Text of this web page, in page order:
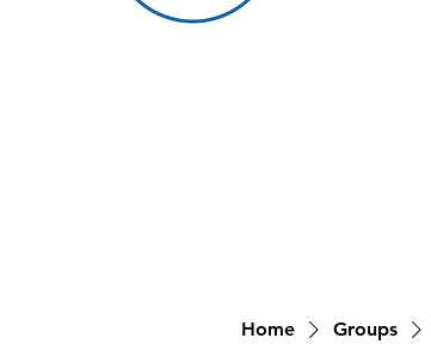
Home Groups